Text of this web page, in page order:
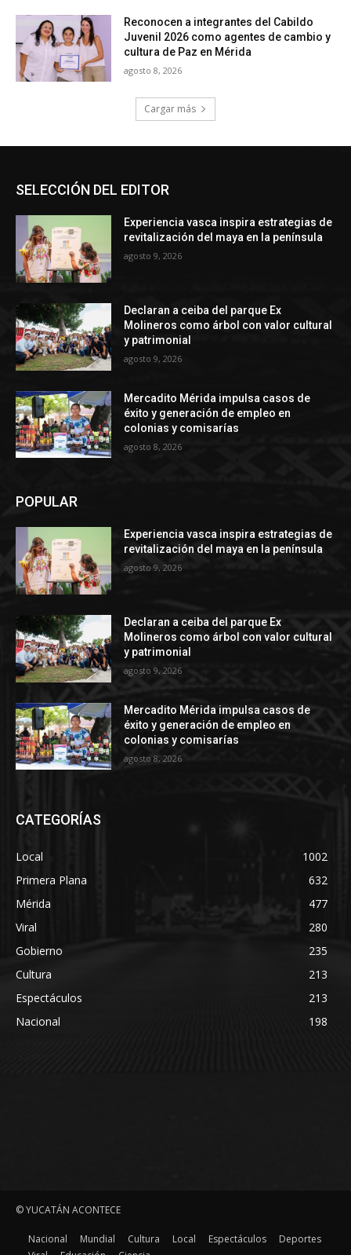
SELECCIÓN DEL EDITOR
Experiencia vasca inspira estrategias de
revitalización del maya en la península
agosto 9, 2026
Declaran a ceiba del parque Ex
Molineros como árbol con valor cultural
y patrimonial
agosto 9, 2026
Mercadito Mérida impulsa casos de
éxito y generación de empleo en
colonias y comisarías
agosto 8, 2026
POPULAR
Experiencia vasca inspira estrategias de
revitalización del maya en la península
agosto 9, 2026
Declaran a ceiba del parque Ex
Molineros como árbol con valor cultural
y patrimonial
agosto 9, 2026
Mercadito Mérida impulsa casos de
éxito y generación de empleo en
colonias y comisarías
agosto 8, 2026
CATEGORÍAS
Local
1002
Primera Plana
632
Mérida
477
Viral
280
Gobierno
235
Cultura
213
Espectáculos
213
Nacional
198
© YUCATÁN ACONTECE
Nacional Mundial Cultura Local Espectáculos
Deportes